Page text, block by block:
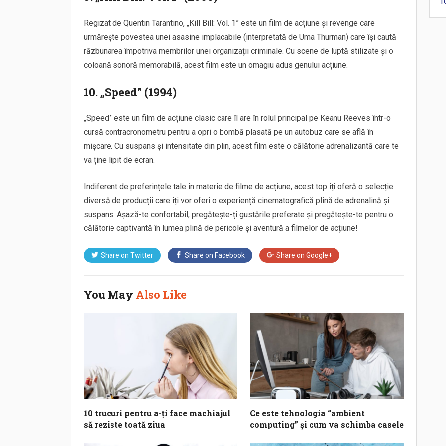
Regizat de Quentin Tarantino, „Kill Bill: Vol. 1” este un film de acțiune și revenge care
urmărește povestea unei asasine implacabile (interpretată de Uma Thurman) care își caută
răzbunarea împotriva membrilor unei organizații criminale. Cu scene de luptă stilizate și o
coloană sonoră memorabilă, acest film este un omagiu adus genului acțiune.
10. „Speed” (1994)
„Speed” este un film de acțiune clasic care îl are în rolul principal pe Keanu Reeves într-o
cursă contracronometru pentru a opri o bombă plasată pe un autobuz care se află în
mișcare. Cu suspans și intensitate din plin, acest film este o călătorie adrenalizantă care te
va ține lipit de ecran.
Indiferent de preferințele tale în materie de filme de acțiune, acest top îți oferă o selecție
diversă de producții care îți vor oferi o experiență cinematografică plină de adrenalină și
suspans. Așază-te confortabil, pregătește-ți gustările preferate și pregătește-te pentru o
călătorie captivantă în lumea plină de pericole și aventură a filmelor de acțiune!
Share on Twitter Share on Facebook Share on Google+
You May Also Like
10 trucuri pentru a-ți face machiajul
să reziste toată ziua
Ce este tehnologia “ambient
computing” și cum va schimba casele